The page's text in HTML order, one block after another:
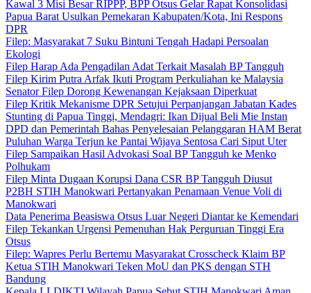
Kawal 3 Misi Besar RIPPP, BPP Otsus Gelar Rapat Konsolidasi
Papua Barat Usulkan Pemekaran Kabupaten/Kota, Ini Respons
DPR
Filep: Masyarakat 7 Suku Bintuni Tengah Hadapi Persoalan
Ekologi
Filep Harap Ada Pengadilan Adat Terkait Masalah BP Tangguh
Filep Kirim Putra Arfak Ikuti Program Perkuliahan ke Malaysia
Senator Filep Dorong Kewenangan Kejaksaan Diperkuat
Filep Kritik Mekanisme DPR Setujui Perpanjangan Jabatan Kades
Stunting di Papua Tinggi, Mendagri: Ikan Dijual Beli Mie Instan
DPD dan Pemerintah Bahas Penyelesaian Pelanggaran HAM Berat
Puluhan Warga Terjun ke Pantai Wijaya Sentosa Cari Siput Uter
Filep Sampaikan Hasil Advokasi Soal BP Tangguh ke Menko
Polhukam
Filep Minta Dugaan Korupsi Dana CSR BP Tangguh Diusut
P2BH STIH Manokwari Pertanyakan Penamaan Venue Voli di
Manokwari
Data Penerima Beasiswa Otsus Luar Negeri Diantar ke Kemendari
Filep Tekankan Urgensi Pemenuhan Hak Perguruan Tinggi Era
Otsus
Filep: Wapres Perlu Bertemu Masyarakat Crosscheck Klaim BP
Ketua STIH Manokwari Teken MoU dan PKS dengan STH
Bandung